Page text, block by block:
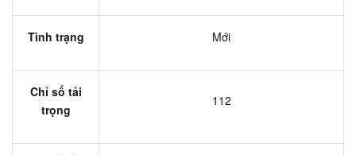
Tình trạng Mới
Chỉ số tải
trọng
112